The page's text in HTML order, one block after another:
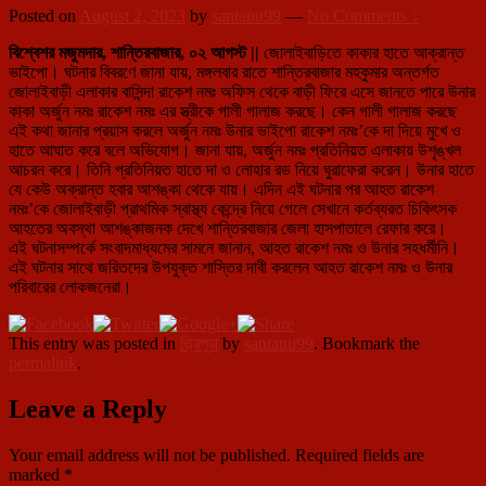
Posted on August 2, 2023 by santanu99 — No Comments ↓
বিশ্বেশর মজুমদার, শান্তিরবাজার, ০২ আগস্ট || জোলাইবাড়িতে কাকার হাতে আক্রান্ত
ভাইপো। ঘটনার বিবরণে জানা যায়, মঙ্গলবার রাতে শান্তিরবাজার মহকুমার অন্তর্গত
জোলাইবাড়ী এলাকার বাসিন্দা রাকেশ নমঃ অফিস থেকে বাড়ী ফিরে এসে জানতে পারে উনার
কাকা অর্জুন নমঃ রাকেশ নমঃ এর স্ত্রীকে গালী গালাজ করছে। কেন গালী গালাজ করছে
এই কথা জানার প্রয়াস করলে অর্জুন নমঃ উনার ভাইপো রাকেশ নমঃ’কে দা দিয়ে মুখে ও
হাতে আঘাত করে বলে অভিযোগ। জানা যায়, অর্জুন নমঃ প্রতিনিয়ত এলাকায় উশৃঙ্খল
আচরন করে। তিনি প্রতিনিয়ত হাতে দা ও লোহার রড নিয়ে ঘুরাফেরা করেন। উনার হাতে
যে কেউ অক্রান্ত হবার আশঙ্কা থেকে যায়। এদিন এই ঘটনার পর আহত রাকেশ
নমঃ’কে জোলাইবাড়ী প্রাথমিক স্বাস্থ্য কেন্দ্রে নিয়ে গেলে সেখানে কর্তব্যরত চিকিৎসক
আহতের অবস্থা আশঙ্কাজনক দেখে শান্তিরবাজার জেলা হাসপাতালে রেফার করে।
এই ঘটনাসম্পর্কে সংবাদমাধ্যমের সামনে জানান, আহত রাকেশ নমঃ ও উনার সহধর্মীনি।
এই ঘটনার সাথে জরিতদের উপযুক্ত শাস্তির দাবী করলেন আহত রাকেশ নমঃ ও উনার
পরিবারের লোকজনেরা।
This entry was posted in ত্রিপুরা by santanu99. Bookmark the
permalink.
Leave a Reply
Your email address will not be published. Required fields are
marked *